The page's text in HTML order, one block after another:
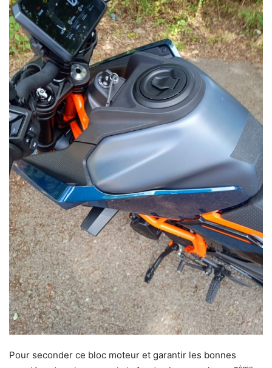
Pour seconder ce bloc moteur et garantir les bonnes